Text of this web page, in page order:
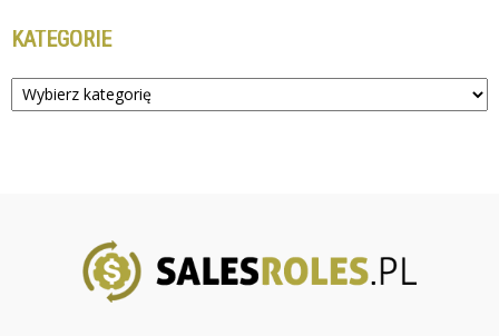
KATEGORIE
Kategorie